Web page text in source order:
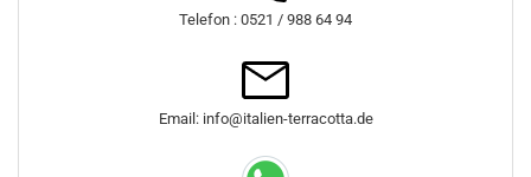
Telefon : 0521 / 988 64 94
Email: info@italien-terracotta.de